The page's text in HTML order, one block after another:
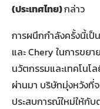
(ประเทศไทย)กล่าว
การผนึกกำลังครั้งนี้เป็
และ Chery ในการขย
นวัตกรรมและเทคโนโ
ผ่านมา บริษัทมุ่งหวังที่จ
ประสบการณ์ใหม่ให้กั